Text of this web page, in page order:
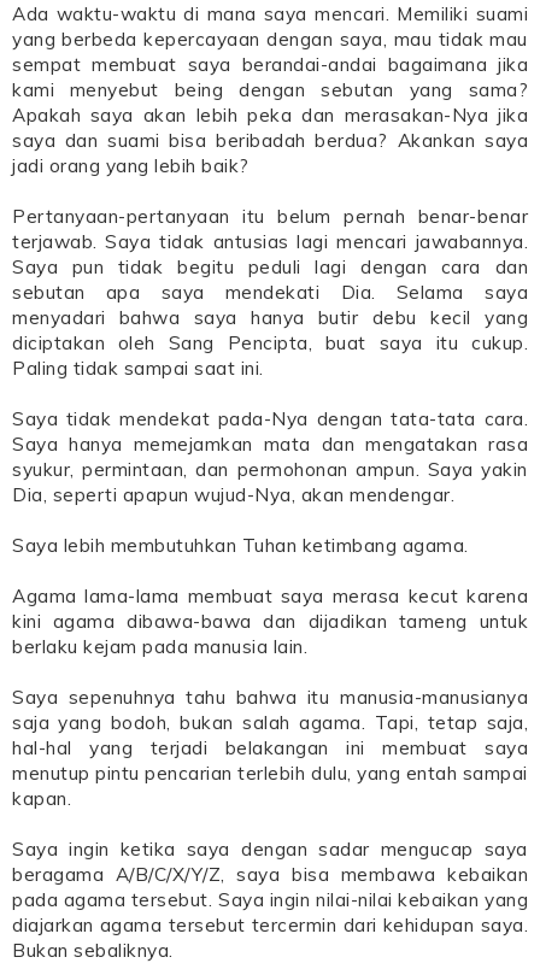
Ada waktu-waktu di mana saya mencari. Memiliki suami
yang berbeda kepercayaan dengan saya, mau tidak mau
sempat membuat saya berandai-andai bagaimana jika
kami menyebut being dengan sebutan yang sama?
Apakah saya akan lebih peka dan merasakan-Nya jika
saya dan suami bisa beribadah berdua? Akankan saya
jadi orang yang lebih baik?
Pertanyaan-pertanyaan itu belum pernah benar-benar
terjawab. Saya tidak antusias lagi mencari jawabannya.
Saya pun tidak begitu peduli lagi dengan cara dan
sebutan apa saya mendekati Dia. Selama saya
menyadari bahwa saya hanya butir debu kecil yang
diciptakan oleh Sang Pencipta, buat saya itu cukup.
Paling tidak sampai saat ini.
Saya tidak mendekat pada-Nya dengan tata-tata cara.
Saya hanya memejamkan mata dan mengatakan rasa
syukur, permintaan, dan permohonan ampun. Saya yakin
Dia, seperti apapun wujud-Nya, akan mendengar.
Saya lebih membutuhkan Tuhan ketimbang agama.
Agama lama-lama membuat saya merasa kecut karena
kini agama dibawa-bawa dan dijadikan tameng untuk
berlaku kejam pada manusia lain.
Saya sepenuhnya tahu bahwa itu manusia-manusianya
saja yang bodoh, bukan salah agama. Tapi, tetap saja,
hal-hal yang terjadi belakangan ini membuat saya
menutup pintu pencarian terlebih dulu, yang entah sampai
kapan.
Saya ingin ketika saya dengan sadar mengucap saya
beragama A/B/C/X/Y/Z, saya bisa membawa kebaikan
pada agama tersebut. Saya ingin nilai-nilai kebaikan yang
diajarkan agama tersebut tercermin dari kehidupan saya.
Bukan sebaliknya.